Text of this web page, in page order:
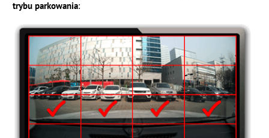
trybu parkowania: